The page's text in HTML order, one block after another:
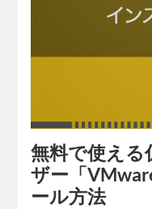
無料で使える
ザー「
ール方法